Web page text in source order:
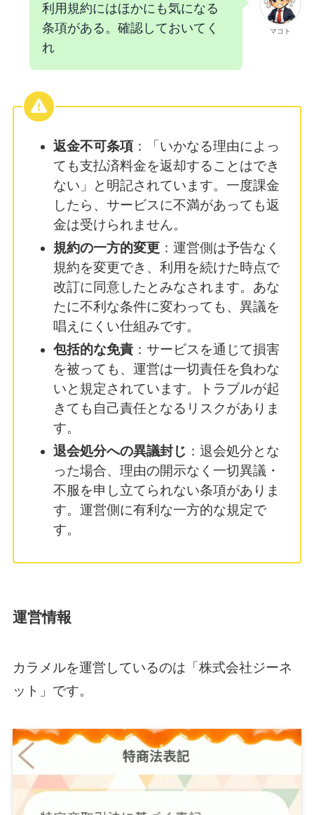
マコト
利用規約にはほかにも気になる
条項がある。確認しておいてく
れ
返金不可条項 ：「いかなる理由によっ
ても支払済料金を返却することはでき
ない」と明記されています。一度課金
したら、サービスに不満があっても返
金は受けられません。
規約の一方的変更 ：運営側は予告なく
規約を変更でき、利用を続けた時点で
改訂に同意したとみなされます。あな
たに不利な条件に変わっても、異議を
唱えにくい仕組みです。
包括的な免責 ：サービスを通じて損害
を被っても、運営は一切責任を負わな
いと規定されています。トラブルが起
きても自己責任となるリスクがありま
す。
退会処分への異議封じ ：退会処分とな
った場合、理由の開示なく一切異議・
不服を申し立てられない条項がありま
す。運営側に有利な一方的な規定で
す。
運営情報
カラメルを運営しているのは「株式会社ジーネ
ット」です。